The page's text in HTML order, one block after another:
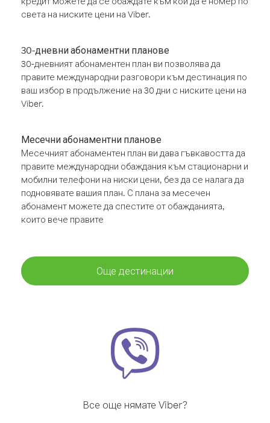
света на ниските цени на Viber.
30-дневни абонаментни планове
30-дневният абонаментен план ви позволява да
правите международни разговори към дестинация по
ваш избор в продължение на 30 дни с ниските цени на
Viber.
Месечни абонаментни планове
Месечният абонаментен план ви дава гъвкавостта да
правите международни обаждания към стационарни и
мобилни телефони на ниски цени, без да се налага да
подновявате вашия план. С плана за месечен
абонамент можете да спестите от обажданията,
които вече правите
Още дестинации
Все още нямате Viber?